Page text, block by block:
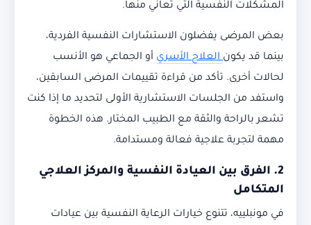
المشكلات النفسية التي تعاني منها.
بعض المرضى يفضلون الاستشارات النفسية الفردية،
بينما قد يكونالعلاج الأسري أو الجماعي هو الأنسب
لحالات أخرى. تأكد من قراءة تقييمات المرضى السابقين،
واستفد من الجلسات الاستشارية الأولى لتحديد ما إذا كنت
تشعر بالراحة والثقة مع الطبيب المختار. هذه الخطوة
مهمة لتجربة علاجية فعالة ومستدامة.
2. الفرق بين العيادة النفسية والمركز العلاجي
المتكامل
في مونبلييه، تتنوع خيارات الرعاية النفسية بين عيادات